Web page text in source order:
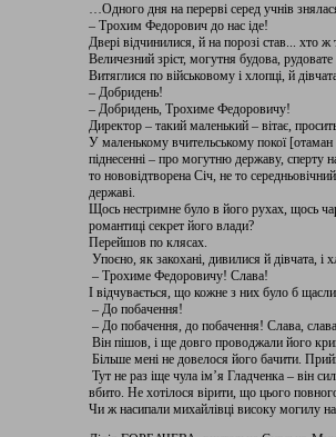
…Одного дня на перерві серед учнів
– Трохим Федорович до нас іде!
Двері відчинилися, й на порозі став... хто
Величезний зріст, могутня будова,
Витяглися по військовому і хлопці, й
– Добридень!
– Добридень, Трохиме Федоровичу!
Директор – такий маленький – вітає,
У маленькому вчительському покої
піднесенні – про могутню державу, сперту
то нововідтворена Січ, не то
державі.
Щось нестримне було в його рухах, щось
романтиці секрет його влади?
Перейшов по клясах.
Упоєно, як закохані, дивилися й дівчата, і
– Трохиме Федоровичу! Слава!
І відчувається, що кожне з них було б
– До побачення!
– До побачення, до побачення! Слава,
Він пішов, і ще довго проводжали його
Більше мені не довелося його бачити.
Тут не раз іще чула ім’я Гладченка – він
вбито. Не хотілося вірити, що цього
Чи ж насипали михайлівці високу могилу